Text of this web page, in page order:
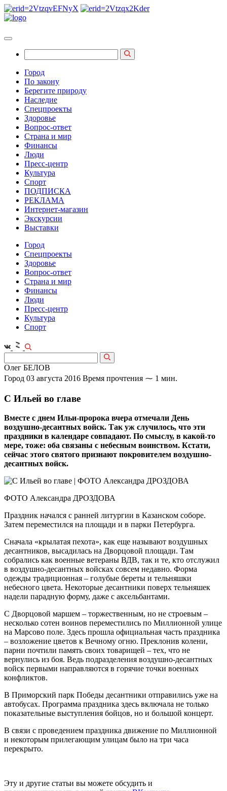
Город
По закону
Берегите природу
Наследие
Спецпроекты
Здоровье
Вопрос-ответ
Страна и мир
Финансы
Люди
Пресс-центр
Культура
Спорт
ПОДПИСКА
РЕКЛАМА
Интернет-магазин
Экскурсии
Выставки
Город
Спецпроекты
Здоровье
Вопрос-ответ
Страна и мир
Финансы
Люди
Пресс-центр
Культура
Спорт
Олег БЕЛОВ
Город 03 августа 2016 Время прочтения ⁓ 1 мин.
С Ильей во главе
Вместе с днем Ильи-пророка вчера отмечали День
воздушно-десантных войск. Так уж случилось, что эти
праздники в календаре совпадают. По смыслу, в какой-то
мере, тоже: оба связаны с небесным воинством. Кстати,
сейчас этого святого признают покровителем воздушно-
десантных войск.
ФОТО Александра ДРОЗДОВА
Праздник начался с ранней литургии в Казанском соборе.
Затем переместился на площади и в парки Петербурга.
Сначала «крылатая пехота», как еще называют воздушных
десантников, высадилась на Дворцовой площади. Там
собрались как военные ветераны ВДВ, так и те, кто отслужил
в воздушно-десантных войсках совсем недавно. Форма
одежды традиционная – голубые береты и тельняшки
небесного цвета. Некоторые десантники поверх тельняшек
надели парадную форму, даже с аксельбантами.
С Дворцовой маршем – торжественным, но не строевым –
несколько сотен воинов переместились по Миллионной улице
на Марсово поле. Здесь прошла официальная часть праздника
– возложение цветов к Вечному огню. Преклонив колени,
парни почтили память своих товарищей – тех, что не
вернулись из боя. Ведь подразделения воздушно-десантных
войск первыми направляются в горячие точки военных
конфликтов.
В Приморский парк Победы десантники отправились уже на
автобусах. Программа праздника здесь включала не только
показательные выступления бойцов, но и большой концерт.
В связи с проведением праздника движение по Миллионной
и некоторым прилегающим улицам было на три часа
перекрыто.
Эту и другие статьи вы можете обсудить и